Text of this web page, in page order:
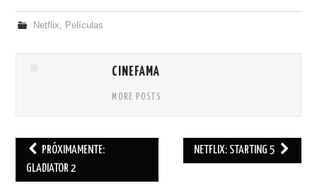
Netflix Películas
CINEFAMA
MORE POSTS
Post navigation
PRÓXIMAMENTE:
GLADIATOR 2
NETFLIX: STARTING 5